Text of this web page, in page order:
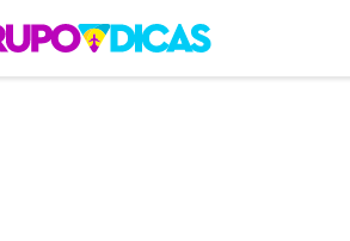
BrasilCaribeEuropaEstados Unidos